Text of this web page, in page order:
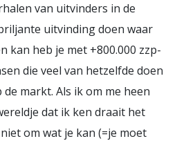
van uitvinders in de
uitvinding doen waar
kan heb je met +800.000 zzp-
die veel van hetzelfde doen
de markt. Als ik om me heen
dat ik ken draait het
om wat je kan (=je moet